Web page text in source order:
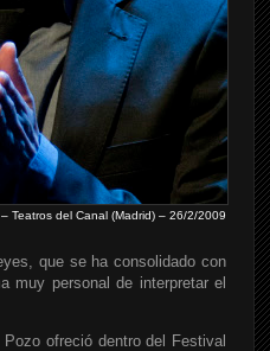
Teatros del Canal (Madrid) – 26/2/2009
que se ha consolidado con
muy personal de interpretar el
ofreció dentro del Festival